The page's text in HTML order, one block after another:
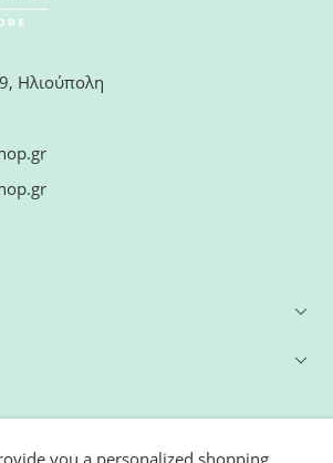
Ηλιούπολη